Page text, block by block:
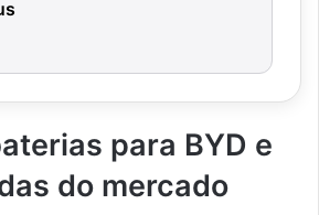
para BYD e
do mercado